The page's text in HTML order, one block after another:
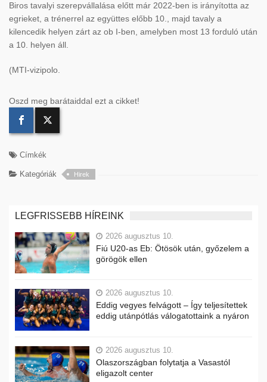
Biros tavalyi szerepvállalása előtt már 2022-ben is irányította az
egrieket, a trénerrel az együttes előbb 10., majd tavaly a
kilencedik helyen zárt az ob I-ben, amelyben most 13 forduló után
a 10. helyen áll.
(MTI-vizipolo.
Oszd meg barátaiddal ezt a cikket!
Címkék
Kategóriák Hirek
LEGFRISSEBB HÍREINK
2026 augusztus 10.
Fiú U20-as Eb: Ötösök után, győzelem a
görögök ellen
2026 augusztus 10.
Eddig vegyes felvágott – Így teljesítettek
eddig utánpótlás válogatottaink a nyáron
2026 augusztus 10.
Olaszországban folytatja a Vasastól
eligazolt center